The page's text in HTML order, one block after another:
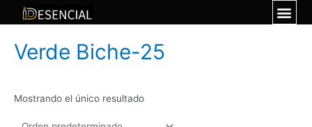
Verde Biche-25
Mostrando el único resultado